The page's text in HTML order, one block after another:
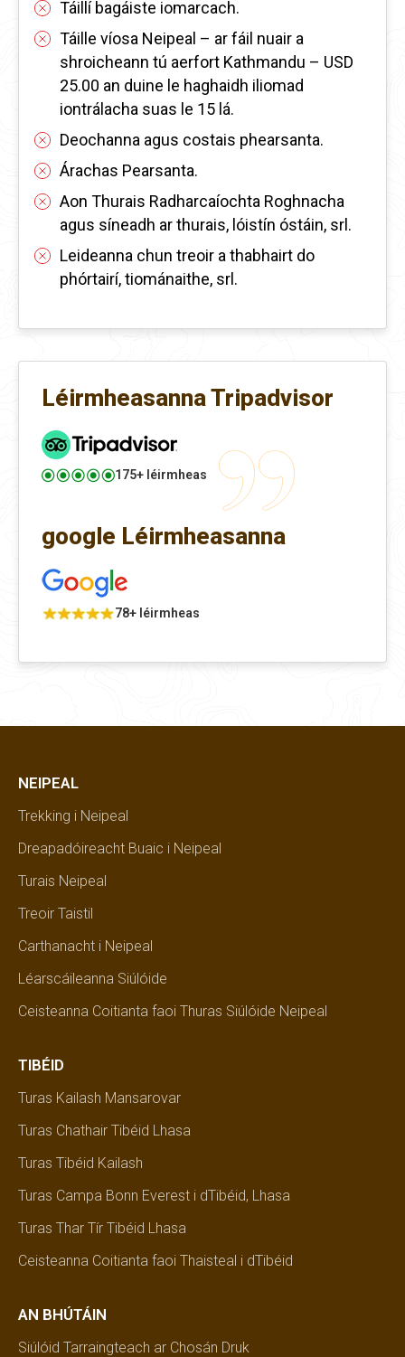
Táillí bagáiste iomarcach.
Táille víosa Neipeal – ar fáil nuair a
shroicheann tú aerfort Kathmandu – USD
25.00 an duine le haghaidh iliomad
iontrálacha suas le 15 lá.
Deochanna agus costais phearsanta.
Árachas Pearsanta.
Aon Thurais Radharcaíochta Roghnacha
agus síneadh ar thurais, lóistín óstáin, srl.
Leideanna chun treoir a thabhairt do
phórtairí, tiománaithe, srl.
Léirmheasanna Tripadvisor
175+ léirmheas
google Léirmheasanna
78+ léirmheas
NEIPEAL
Trekking i Neipeal
Dreapadóireacht Buaic i Neipeal
Turais Neipeal
Treoir Taistil
Carthanacht i Neipeal
Léarscáileanna Siúlóide
Ceisteanna Coitianta faoi Thuras Siúlóide Neipeal
TIBÉID
Turas Kailash Mansarovar
Turas Chathair Tibéid Lhasa
Turas Tibéid Kailash
Turas Campa Bonn Everest i dTibéid, Lhasa
Turas Thar Tír Tibéid Lhasa
Ceisteanna Coitianta faoi Thaisteal i dTibéid
AN BHÚTÁIN
Siúlóid Tarraingteach ar Chosán Druk